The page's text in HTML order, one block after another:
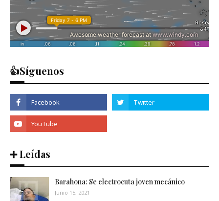
👍Síguenos
➕ Leídas
Barahona: Se electrocuta joven mecánico
Junio 15, 2021